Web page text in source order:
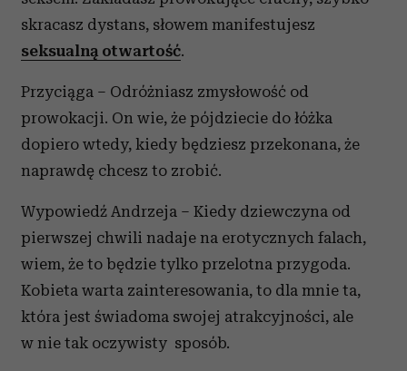
skracasz dystans, słowem manifestujesz
seksualną otwartość.
Przyciąga – Odróżniasz zmysłowość od
prowokacji. On wie, że pójdziecie do łóżka
dopiero wtedy, kiedy będziesz przekonana, że
naprawdę chcesz to zrobić.
Wypowiedź Andrzeja – Kiedy dziewczyna od
pierwszej chwili nadaje na erotycznych falach,
wiem, że to będzie tylko przelotna przygoda.
Kobieta warta zainteresowania, to dla mnie ta,
która jest świadoma swojej atrakcyjności, ale
w nie tak oczywisty sposób.